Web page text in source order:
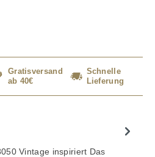
Gratisversand
ab 40€
Schnelle
Lieferung
Vintage inspiriert Das